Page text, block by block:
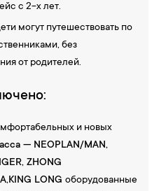
с 2-х лет.
могут путешествовать по
без
от родителей.
и новых
— NEOPLAN/MAN,
ZHONG
LONG оборудованные